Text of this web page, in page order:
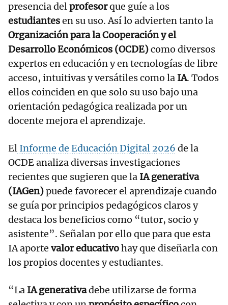
presencia delprofesorque guíe a los
estudiantesen su uso. Así lo advierten tanto la
Organización para la Cooperación y el
Desarrollo Económicos (OCDE)como diversos
expertos en educación y en tecnologías de libre
acceso, intuitivas y versátiles como la IA. Todos
ellos coinciden en que solo su uso bajo una
orientación pedagógica realizada por un
docente mejora el aprendizaje.
El Informe de Educación Digital 2026 de la
OCDE analiza diversas investigaciones
recientes que sugieren que la IA generativa
(IAGen)puede favorecer el aprendizaje cuando
se guía por principios pedagógicos claros y
destaca los beneficios como “tutor, socio y
asistente”. Señalan por ello que para que esta
IA aporte valor educativohay que diseñarla con
los propios docentes y estudiantes.
“La IA generativadebe utilizarse de forma